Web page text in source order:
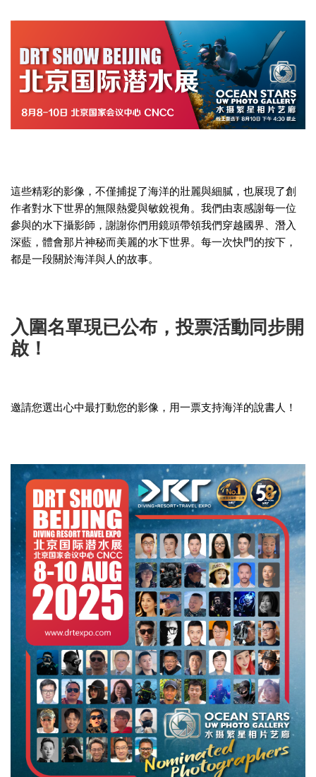
這些精彩的影像，不僅捕捉了海洋的壯麗與細膩，也展現了創
作者對水下世界的無限熱愛與敏銳視角。我們由衷感謝每一位
參與的水下攝影師，謝謝你們用鏡頭帶領我們穿越國界、潛入
深藍，體會那片神秘而美麗的水下世界。每一次快門的按下，
都是一段關於海洋與人的故事。
入圍名單現已公布，投票活動同步開
啟！
邀請您選出心中最打動您的影像，用一票支持海洋的說書人！